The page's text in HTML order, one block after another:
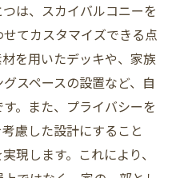
備えた屋上デザイン
としてのスカイバルコ
の実現方法
ーションのアイディア
い屋上空間作り
は、スカイバルコニーを
てカスタマイズできる点
を用いたデッキや、家族
スペースの設置など、自
。また、プライバシーを
慮した設計にすること
現します。これにより、